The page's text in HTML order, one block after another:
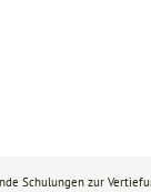
Schulungen zur